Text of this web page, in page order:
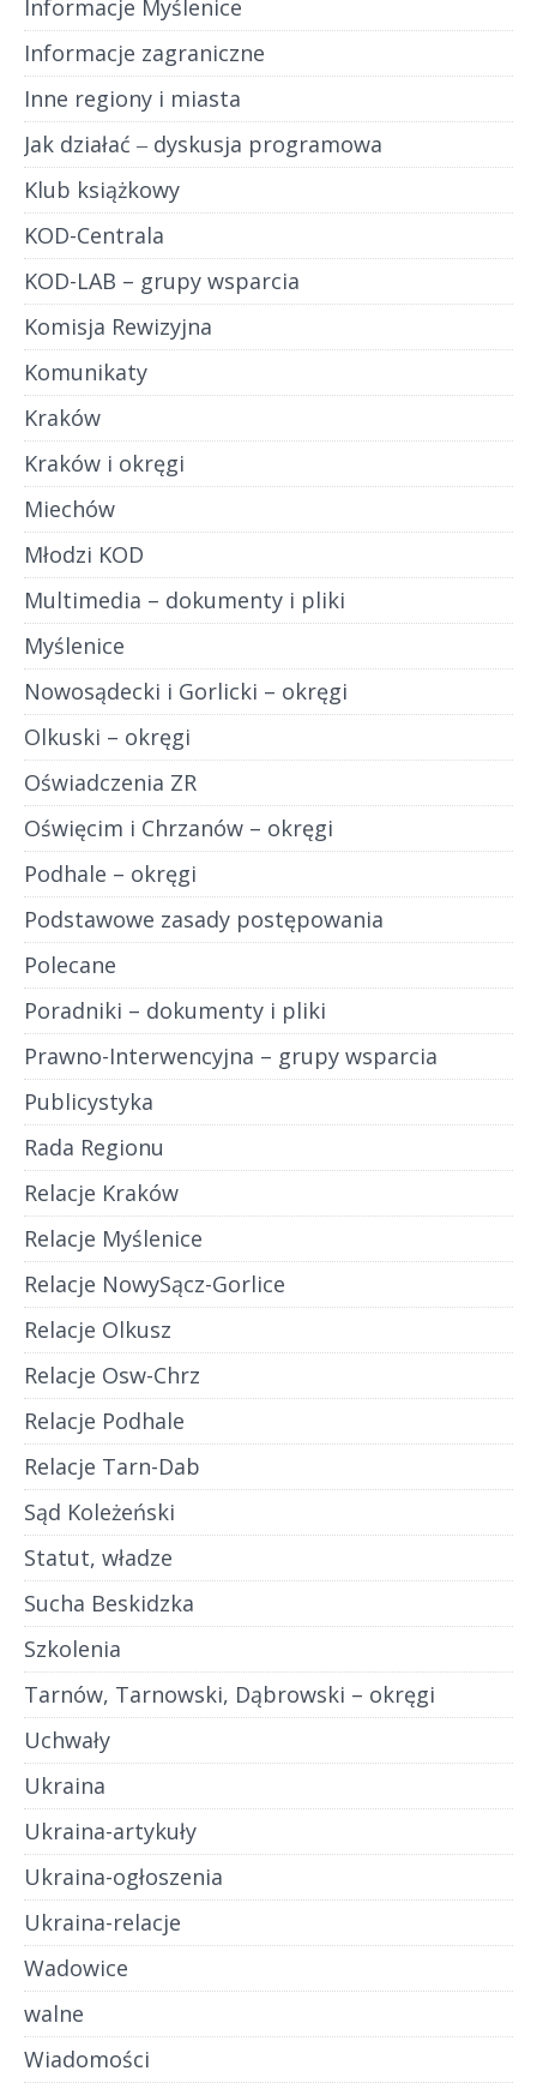
Informacje Myślenice
Informacje zagraniczne
Inne regiony i miasta
Jak działać ‒ dyskusja programowa
Klub książkowy
KOD-Centrala
KOD-LAB – grupy wsparcia
Komisja Rewizyjna
Komunikaty
Kraków
Kraków i okręgi
Miechów
Młodzi KOD
Multimedia – dokumenty i pliki
Myślenice
Nowosądecki i Gorlicki – okręgi
Olkuski – okręgi
Oświadczenia ZR
Oświęcim i Chrzanów – okręgi
Podhale – okręgi
Podstawowe zasady postępowania
Polecane
Poradniki – dokumenty i pliki
Prawno-Interwencyjna – grupy wsparcia
Publicystyka
Rada Regionu
Relacje Kraków
Relacje Myślenice
Relacje NowySącz-Gorlice
Relacje Olkusz
Relacje Osw-Chrz
Relacje Podhale
Relacje Tarn-Dab
Sąd Koleżeński
Statut, władze
Sucha Beskidzka
Szkolenia
Tarnów, Tarnowski, Dąbrowski – okręgi
Uchwały
Ukraina
Ukraina-artykuły
Ukraina-ogłoszenia
Ukraina-relacje
Wadowice
walne
Wiadomości